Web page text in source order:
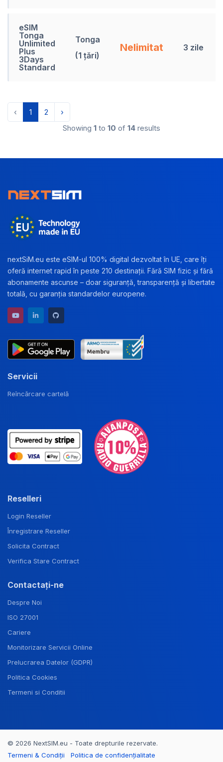
eSIM
Tonga
Unlimited
Plus
3Days
Standard
Tonga
(1 țări)
Nelimitat 3 zile
‹ 1 2
›
Showing 1 to 10 of 14 results
nextSiM.eu este eSIM-ul 100% digital dezvoltat în UE, care îți
oferă internet rapid în peste 210 destinații. Fără SIM fizic și fără
abonamente ascunse – doar siguranță, transparență și libertate
totală, cu garanția standardelor europene.
YouTube channel
LinkedIn profile
Servicii
Reîncărcare cartelă
Reselleri
Login Reseller
Înregistrare Reseller
Solicita Contract
Verifica Stare Contract
Contactați-ne
Despre Noi
ISO 27001
Cariere
Monitorizare Servicii Online
Prelucrarea Datelor (GDPR)
Politica Cookies
Termeni si Conditii
© 2026 NextSIM.eu - Toate drepturile rezervate.
Termeni & Condiții
Politica de confidențialitate